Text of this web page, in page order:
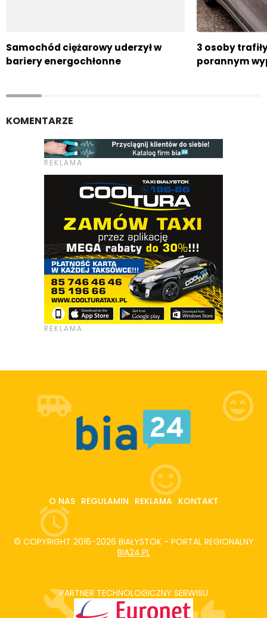
Samochód ciężarowy uderzył w
bariery energochłonne
3 osoby
porannym
KOMENTARZE
O NAS REGULAMIN REKLAMA KONTAKT
© COPYRIGHT 2016-2026 BIAŁYSTOK - PORTAL REGIONALNY
BIA24.PL
PARTNER TECHNOLOGICZNY SERWISU